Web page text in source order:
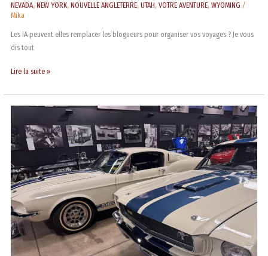
NEVADA,NEW YORK,NOUVELLE ANGLETERRE,UTAH,VOTRE AVENTURE,WYOMING /
Mika
Les IA peuvent elles remplacer les blogueurs pour organiser vos voyages ? Je vous
dis tout
Lire la suite »
Museum
&
Sickies
Garage
à
Las
Vegas
:
chevaux
sous